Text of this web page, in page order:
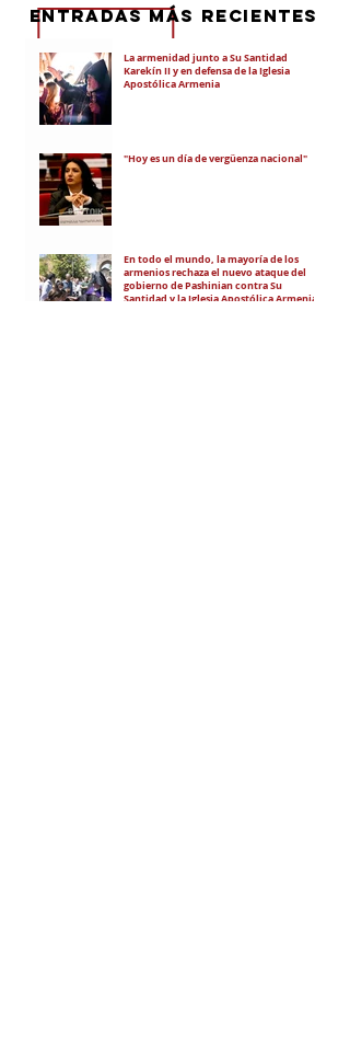
La armenidad junto a Su Santidad
Karekín II y en defensa de la Iglesia
Apostólica Armenia
"Hoy es un día de vergüenza nacional"
En todo el mundo, la mayoría de los
armenios rechaza el nuevo ataque del
gobierno de Pashinian contra Su
Santidad y la Iglesia Apostólica Armenia
eNTRADAS MÁS RECIENTES